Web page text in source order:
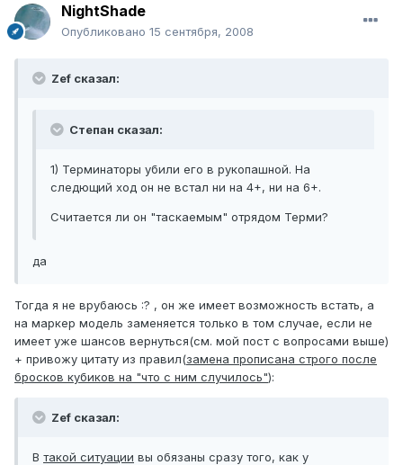
NightShade
Опубликовано 15 сентября, 2008
Zef сказал:
Степан сказал:
1) Терминаторы убили его в рукопашной. На
следющий ход он не встал ни на 4+, ни на 6+.
Считается ли он "таскаемым" отрядом Терми?
да
Тогда я не врубаюсь :? , он же имеет возможность встать, а
на маркер модель заменяется только в том случае, если не
имеет уже шансов вернуться(см. мой пост с вопросами выше)
+ привожу цитату из правил(замена прописана строго после
бросков кубиков на "что с ним случилось"):
Zef сказал:
В такой ситуации вы обязаны сразу того, как у